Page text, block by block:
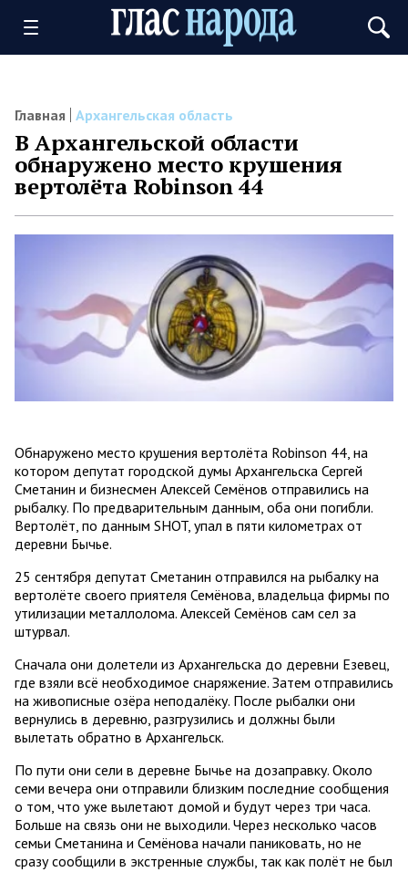
Главная Архангельская область
В Архангельской области
обнаружено место крушения
вертолёта Robinson 44
Обнаружено место крушения вертолёта Robinson 44, на
котором депутат городской думы Архангельска Сергей
Сметанин и бизнесмен Алексей Семёнов отправились на
рыбалку. По предварительным данным, оба они погибли.
Вертолёт, по данным SHOT, упал в пяти километрах от
деревни Бычье.
25 сентября депутат Сметанин отправился на рыбалку на
вертолёте своего приятеля Семёнова, владельца фирмы по
утилизации металлолома. Алексей Семёнов сам сел за
штурвал.
Сначала они долетели из Архангельска до деревни Езевец,
где взяли всё необходимое снаряжение. Затем отправились
на живописные озёра неподалёку. После рыбалки они
вернулись в деревню, разгрузились и должны были
вылетать обратно в Архангельск.
По пути они сели в деревне Бычье на дозаправку. Около
семи вечера они отправили близким последние сообщения
о том, что уже вылетают домой и будут через три часа.
Больше на связь они не выходили. Через несколько часов
семьи Сметанина и Семёнова начали паниковать, но не
сразу сообщили в экстренные службы, так как полёт не был